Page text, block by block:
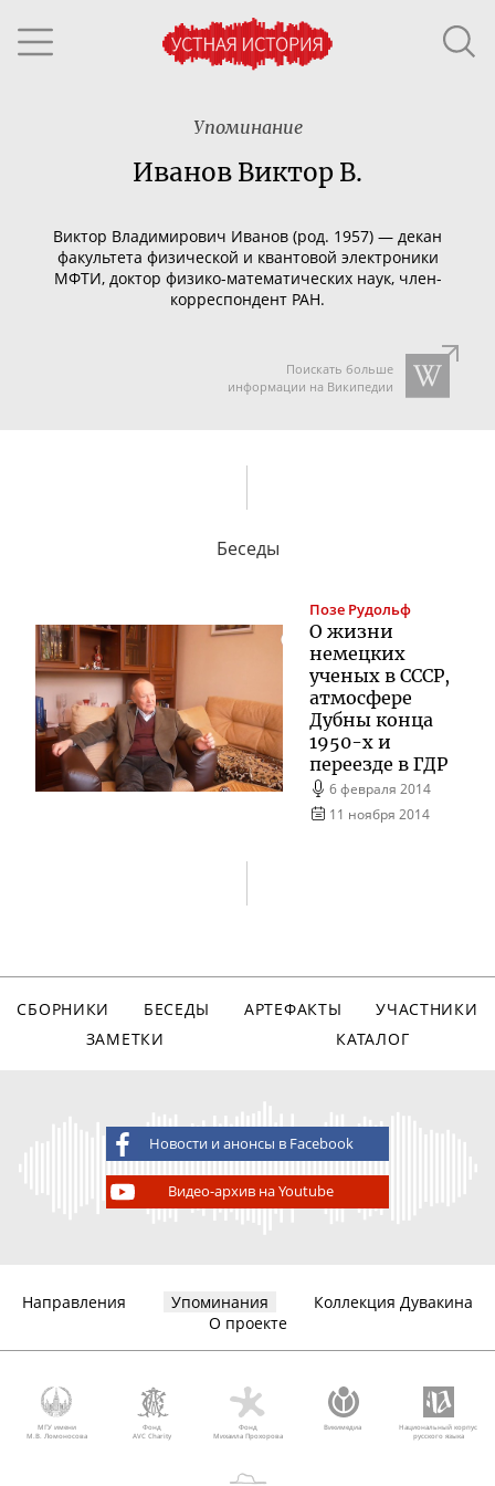
Упоминание
Иванов Виктор В.
Виктор Владимирович Иванов (род. 1957) — декан
факультета физической и квантовой электроники
МФТИ, доктор физико-математическихнаук, член-
корреспондент РАН.
Поискать больше
информации на Википедии
Беседы
Позе Рудольф
О жизни
немецких
ученых в СССР,
атмосфере
Дубны конца
1950-х и
переезде в ГДР
6 февраля 2014
11 ноября 2014
СБОРНИКИ БЕСЕДЫ АРТЕФАКТЫ
УЧАСТНИКИ
ЗАМЕТКИ
КАТАЛОГ
Новости и анонсы в Facebook
Видео-архив на Youtube
Направления Упоминания
Коллекция Дувакина
О проекте
МГУ имени
М.В. Ломоносова
Фонд
AVC Charity
Фонд
Михаила Прохорова
Викимедиа
Национальный корпус
русского языка